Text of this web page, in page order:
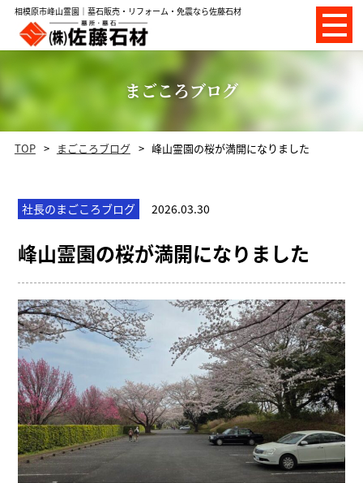
相模原市峰山霊園｜墓石販売・リフォーム・免震なら佐藤石材
まごころブログ
TOP まごころブログ 峰山霊園の桜が満開になりました
社長のまごころブログ 2026.03.30
峰山霊園の桜が満開になりました